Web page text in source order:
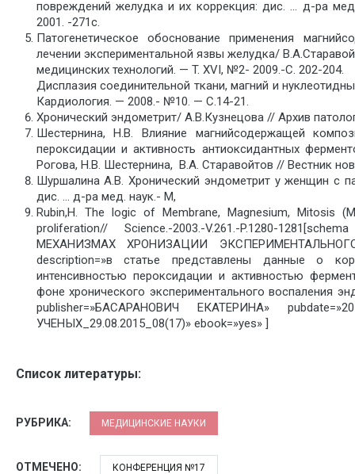
повреждений желудка и их коррекция: дис. … д-ра
2001. -271с.
Патогенетическое обоснование применения
лечении экспериментальной язвы желудка/
медицинских технологий. — T. XVI, №2- 2009.-С. 202-204.
Дисплазия соединительной ткани, магний и
Кардиология. — 2008.- №10. — С.14-21.
Хронический эндометрит/ А.В.Кузнецова // Архив
Шестернина, Н.В. Влияние магнийсодержащей
пероксидации и активность антиоксидантных
Рогова, Н.В. Шестернина, В.А. Старавойтов // Вестник
Шуршалина А.В. Хронический эндометрит у женщин с
дис. … д-ра мед. наук.- М,
Rubin,H. The logic of Membrane, Magnesium, Mitosis
proliferation// Science.-2003.-V.261.-P.1280-
МЕХАНИЗМАХ ХРОНИЗАЦИИ
description=»в статье представлены данные о
интенсивностью пероксидации и активностью
фоне хронического экспериментального воспаления
publisher=»БАСАРАНОВИЧ ЕКАТЕРИНА»
УЧЕНЫХ_29.08.2015_08(17)» ebook=»yes» ]
Список литературы:
РУБРИКА: МЕДИЦИНСКИЕ НАУКИ
ОТМЕЧЕНО: КОНФЕРЕНЦИЯ №17